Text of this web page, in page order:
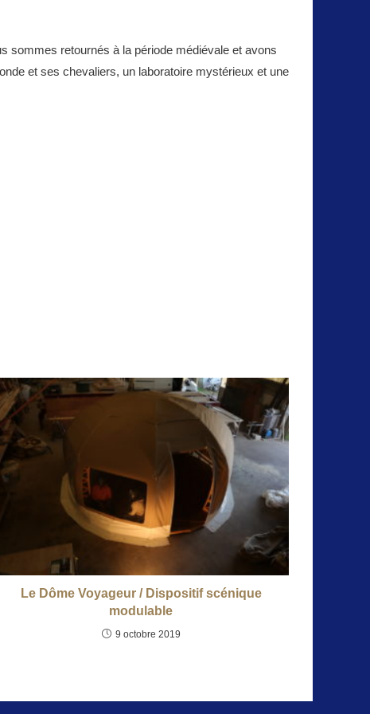
sommes retournés à la période médiévale et avons
et ses chevaliers, un laboratoire mystérieux et une
Le Dôme Voyageur / Dispositif scénique
modulable
9 octobre 2019